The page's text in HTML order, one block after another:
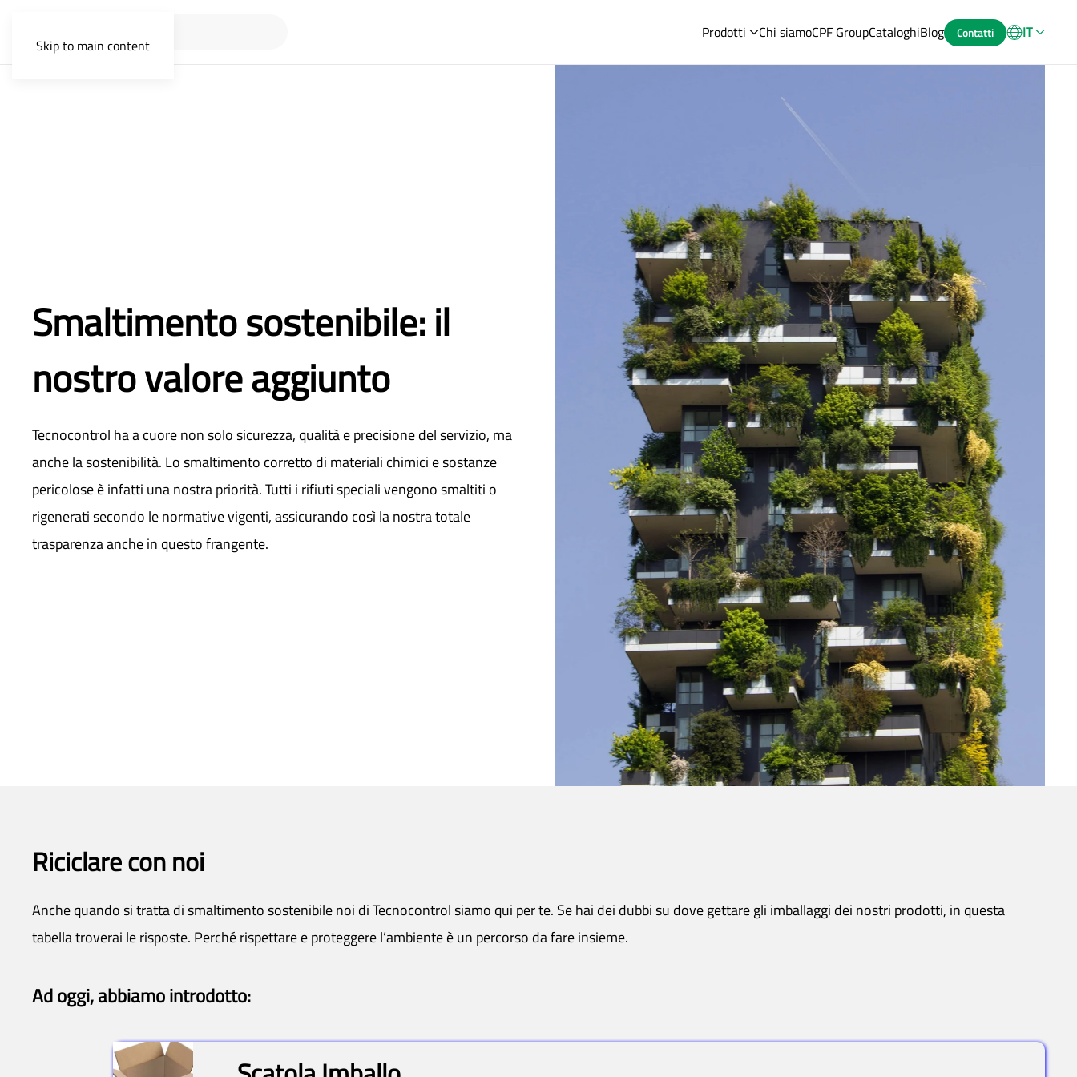
Skip to main content
Prodotti Chi siamoCPF GroupCataloghiBlog Contatti IT
Smaltimento sostenibile: il
nostro valore aggiunto
Tecnocontrol ha a cuore non solo sicurezza, qualità e precisione del servizio, ma
anche la sostenibilità. Lo smaltimento corretto di materiali chimici e sostanze
pericolose è infatti una nostra priorità. Tutti i rifiuti speciali vengono smaltiti o
rigenerati secondo le normative vigenti, assicurando così la nostra totale
trasparenza anche in questo frangente.
Riciclare con noi
Anche quando si tratta di smaltimento sostenibile noi di Tecnocontrol siamo qui per te. Se hai dei dubbi su dove gettare gli imballaggi dei nostri prodotti, in questa
tabella troverai le risposte. Perché rispettare e proteggere l’ambiente è un percorso da fare insieme.
Ad oggi, abbiamo introdotto: